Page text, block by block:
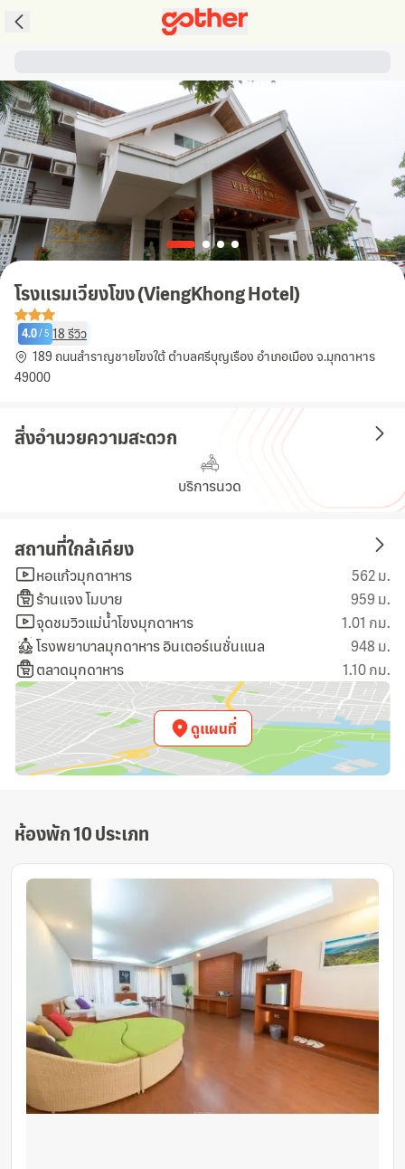
โรงแรมเวียงโขง (ViengKhong Hotel)
4.0/5 18รีวิว
189 ถนนสำราญชายโขงใต้ ตำบลศรีบุญเรือง อำเภอเมือง จ.มุกดาหาร
49000
สิ่งอำนวยความสะดวก
บริการนวด
สถานที่ใกล้เคียง
หอแก้วมุกดาหาร
562 ม.
ร้านแจง โมบาย
959 ม.
จุดชมวิวแม่น้ำโขงมุกดาหาร
1.01 กม.
โรงพยาบาลมุกดาหาร อินเตอร์เนชั่นแนล
948 ม.
ตลาดมุกดาหาร
1.10 กม.
ดูแผนที่
ห้องพัก 10 ประเภท